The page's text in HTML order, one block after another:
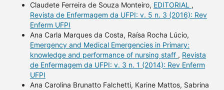
Claudete Ferreira de Souza Monteiro, EDITORIAL ,
Revista de Enfermagem da UFPI: v. 5 n. 3 (2016): Rev
Enferm UFPI
Ana Carla Marques da Costa, Raísa Rocha Lúcio,
Emergency and Medical Emergencies in Primary:
knowledge and performance of nursing staff , Revista
de Enfermagem da UFPI: v. 3 n. 1 (2014): Rev Enferm
UFPI
Ana Carolina Brunatto Falchetti, Karine Mattos, Sabrina